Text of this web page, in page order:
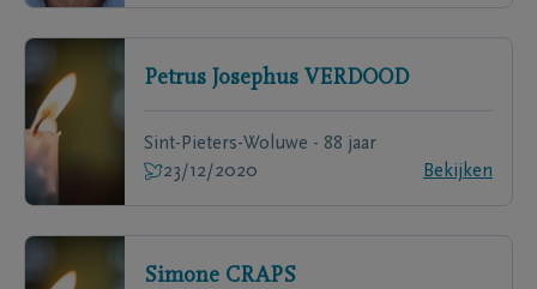
Petrus Josephus VERDOOD
Sint-Pieters-Woluwe - 88 jaar
23/12/2020
Bekijken
Simone CRAPS